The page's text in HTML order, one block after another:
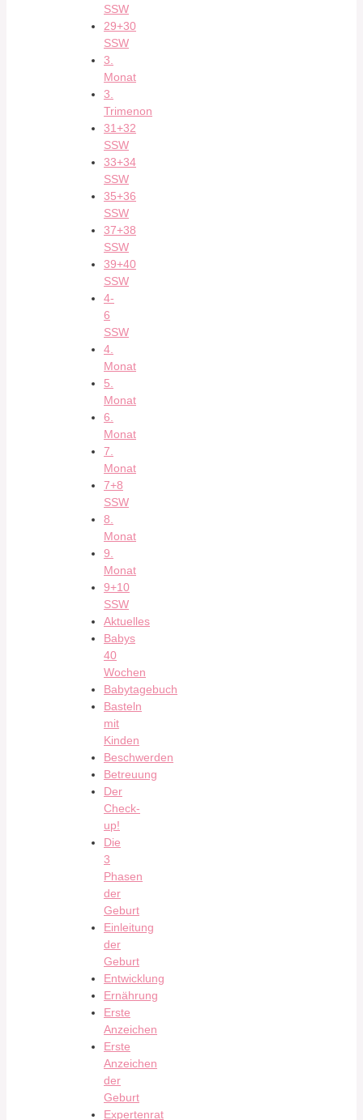
SSW
29+30
SSW
3.
Monat
3.
Trimenon
31+32
SSW
33+34
SSW
35+36
SSW
37+38
SSW
39+40
SSW
4-
6
SSW
4.
Monat
5.
Monat
6.
Monat
7.
Monat
7+8
SSW
8.
Monat
9.
Monat
9+10
SSW
Aktuelles
Babys
40
Wochen
Babytagebuch
Basteln
mit
Kinden
Beschwerden
Betreuung
Der
Check-
up!
Die
3
Phasen
der
Geburt
Einleitung
der
Geburt
Entwicklung
Ernährung
Erste
Anzeichen
Erste
Anzeichen
der
Geburt
Expertenrat